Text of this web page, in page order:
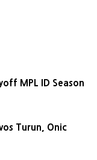
MPL ID Season
Turun, Onic